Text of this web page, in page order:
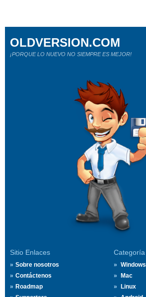
Sitio Enlaces
Sobre nosotros
Contáctenos
Roadmap
Categoría
Windows
Mac
Linux
OLDVERSION.COM
¡PORQUE LO NUEVO NO SIEMPRE ES MEJOR!